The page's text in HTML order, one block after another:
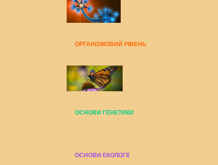
ОРГАНІЗМОВИЙ РІВЕНЬ
ОСНОВИ ГЕНЕТИКИ
ОСНОВИ ЕКОЛОГІЇ